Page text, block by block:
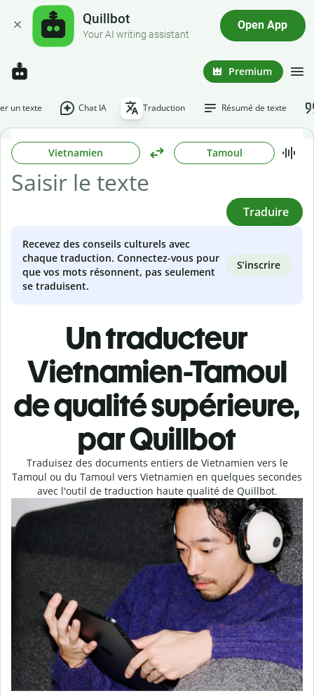
Quillbot
Your AI writing assistant
Open App
Premium
un texte Chat IA Traduction Résumé de texte
Vietnamien Tamoul
Traduire
Recevez des conseils culturels avec
chaque traduction. Connectez-vous pour
que vos mots résonnent, pas seulement
se traduisent.
S’inscrire
Un traducteur
Vietnamien-Tamoul
de qualité supérieure,
par Quillbot
Traduisez des documents entiers de Vietnamien vers le
Tamoul ou du Tamoul vers Vietnamien en quelques secondes
avec l'outil de traduction haute qualité de Quillbot.